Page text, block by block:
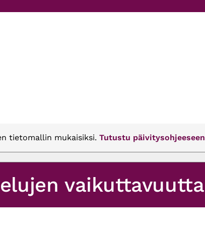
tietomallin mukaisiksi. Tutustu päivitysohjeeseen
vaikuttavuutta